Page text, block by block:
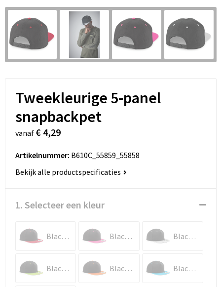
Tweekleurige 5-panel
snapbackpet
vanaf € 4,29
Artikelnummer: B610C_55859_55858
Bekijk alle productspecificaties
1. Selecteer een kleur
Black / Classic Red Black / Fuchsia Black / Grey
Black / Lime Green Black / Orange Black / Surf Blue